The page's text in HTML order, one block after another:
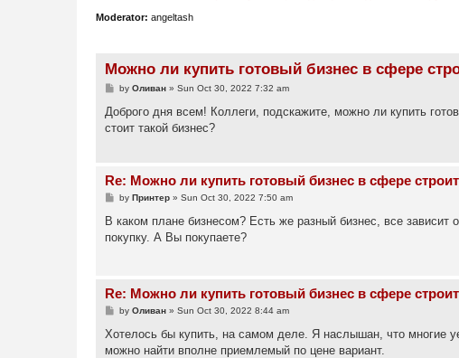
Moderator: angeltash
Можно ли купить готовый бизнес в сфере
P
s
by Оливан» Sun Oct 30, 2022 7:32 am
Доброго дня всем! Коллеги, подскажите, можно ли купить
стоит такой бизнес?
Re: Можно ли купить готовый бизнес в сфере
P
s
by Принтер» Sun Oct 30, 2022 7:50 am
В каком плане бизнесом? Есть же разный бизнес, все
покупку. А Вы покупаете?
Re: Можно ли купить готовый бизнес в сфере
P
s
by Оливан» Sun Oct 30, 2022 8:44 am
Хотелось бы купить, на самом деле. Я наслышан, что многие
можно найти вполне приемлемый по цене вариант.